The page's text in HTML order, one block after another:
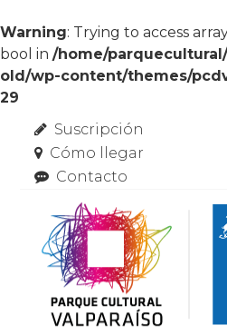
Warning: Trying to access
bool in /home/
old/wp-content/themes/
29
Suscripción
Cómo llegar
Contacto